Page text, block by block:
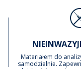
Materiałem do
samodzielnie.